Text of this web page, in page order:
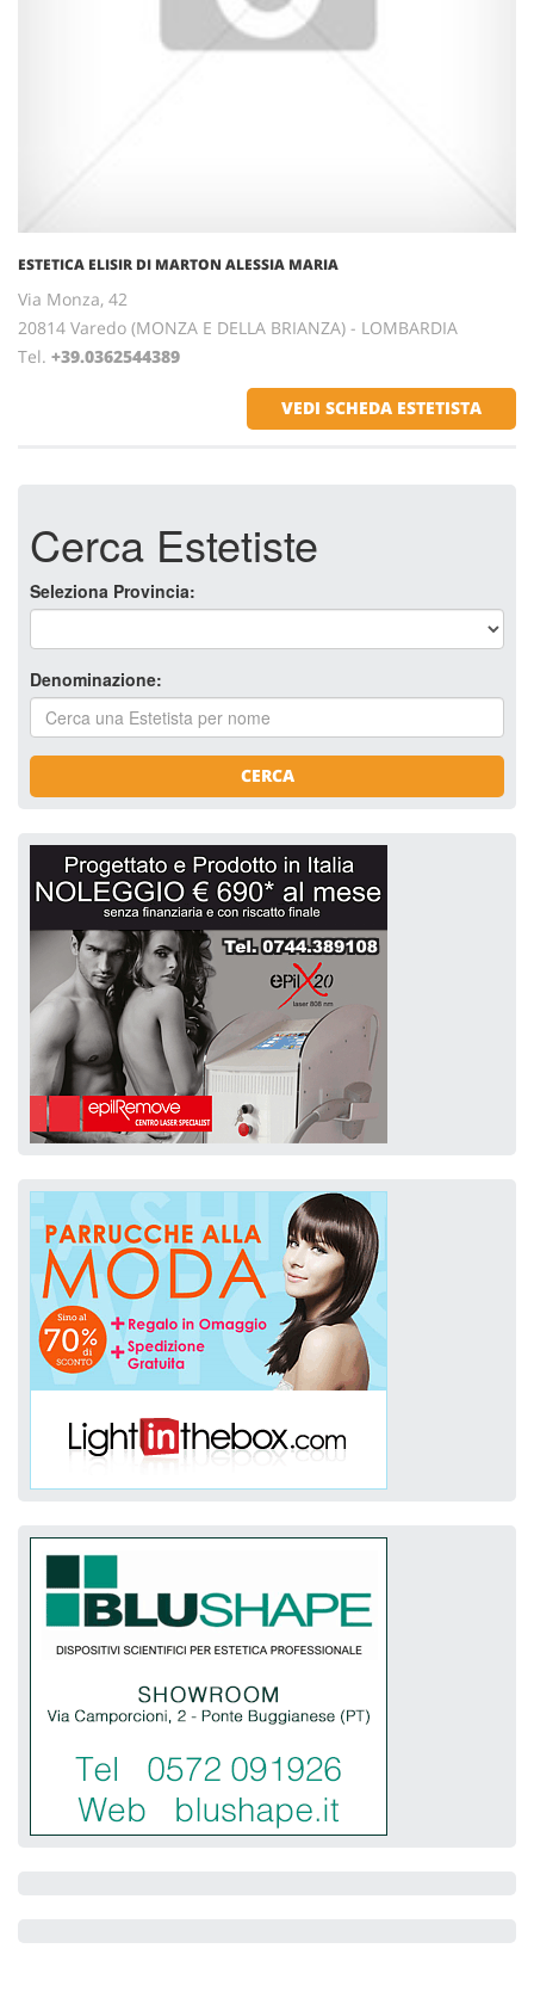
ESTETICA ELISIR DI MARTON ALESSIA MARIA
Via Monza, 42
20814 Varedo (MONZA E DELLA BRIANZA) - LOMBARDIA
Tel. +39.0362544389
VEDI SCHEDA ESTETISTA
Cerca Estetiste
Seleziona Provincia:
Denominazione:
CERCA